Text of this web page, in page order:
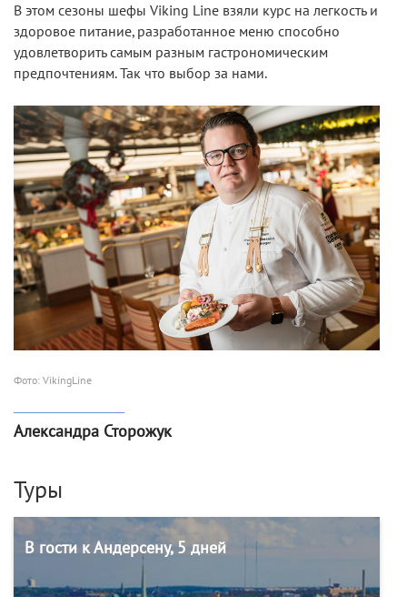
В этом сезоны шефы Viking Line взяли курс на легкость и
здоровое питание, разработанное меню способно
удовлетворить самым разным гастрономическим
предпочтениям. Так что выбор за нами.
Фото: VikingLine
Александра Сторожук
Туры
В гости к Андерсену, 5 дней